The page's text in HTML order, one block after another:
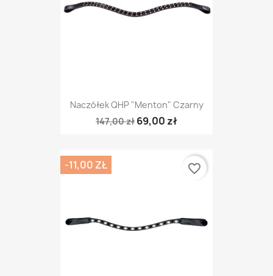
Naczółek QHP "Menton" Czarny
147,00 zł 69,00 zł
-11,00 ZŁ favorite_border